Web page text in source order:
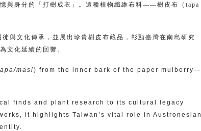
與身分的「打樹成衣」。這種植物纖維布料——樹皮布（tapa
與文化傳承，並展出珍貴樹皮布藏品，彰顯臺灣在南島研究
文化延續的回響。
masi) from the inner bark of the paper mulberry—
finds and plant research to its cultural legacy
it highlights Taiwan’s vital role in Austronesian